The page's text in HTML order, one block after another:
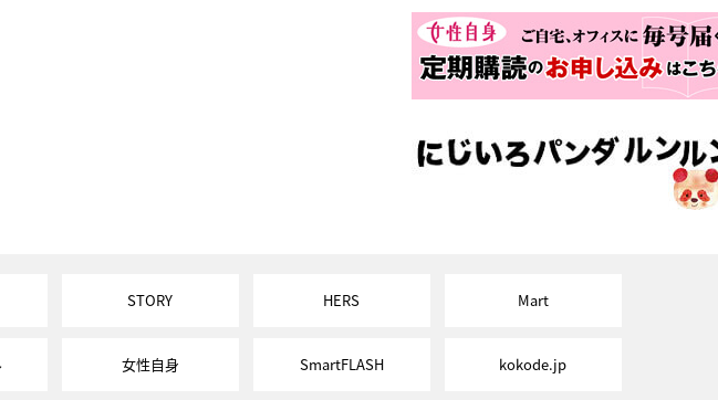
STORY HERS Mart
女性自身 SmartFLASH kokode.jp